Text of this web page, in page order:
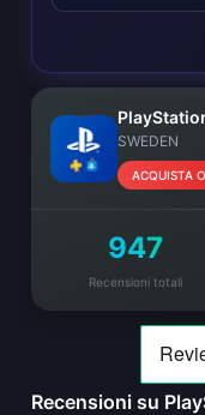
SWEDEN
ACQUISTA
947
Recensioni totali
Recensioni su